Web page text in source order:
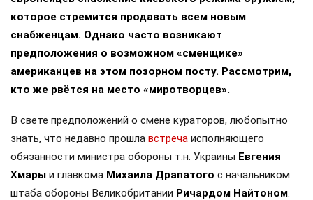
которое стремится продавать всем новым
снабженцам. Однако часто возникают
предположения о возможном «сменщике»
американцев на этом позорном посту. Рассмотрим,
кто же рвётся на место «миротворцев».
В свете предположений о смене кураторов, любопытно
знать, что недавно прошла встреча исполняющего
обязанности министра обороны т.н. Украины Евгения
Хмары и главкома Михаила Драпатого с начальником
штаба обороны Великобритании Ричардом Найтоном.